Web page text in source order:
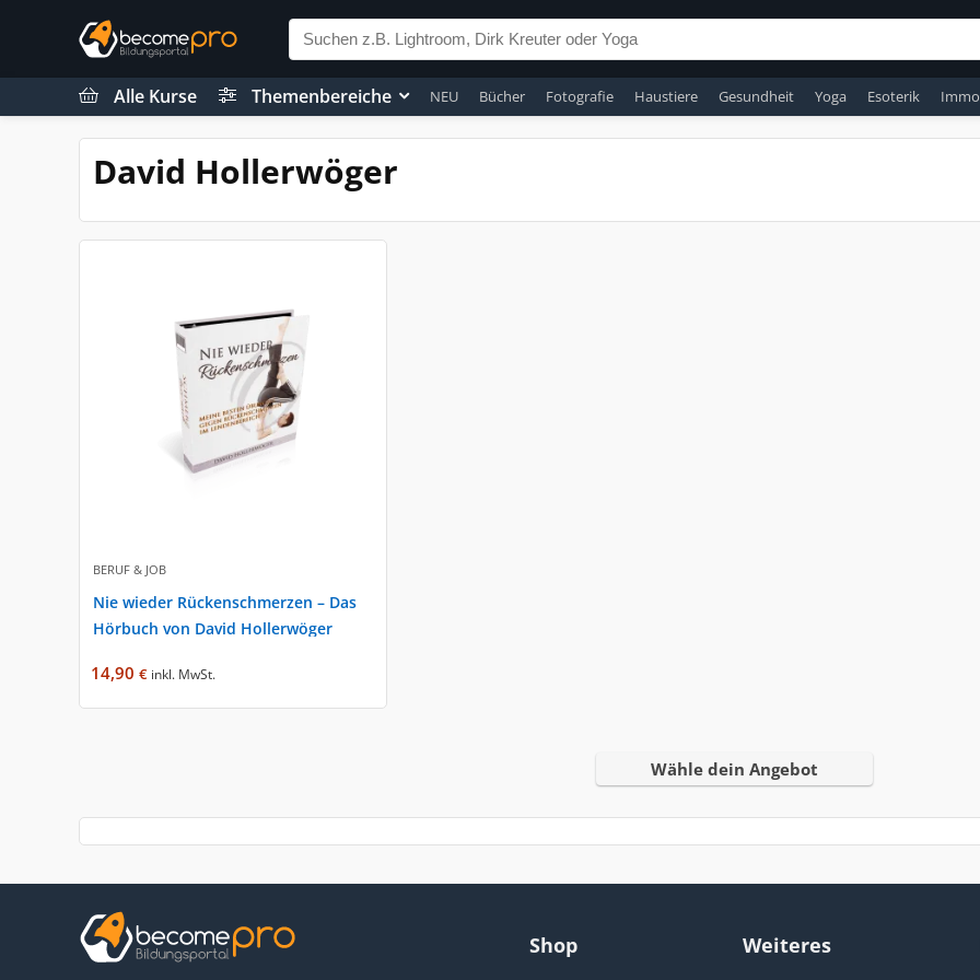
Alle Kurse Themenbereiche NEU Bücher Fotografie Haustiere Gesundheit Yoga Esoterik
David Hollerwöger
BERUF & JOB
Nie wieder Rückenschmerzen – Das
Hörbuch von David Hollerwöger
14,90€ inkl. MwSt.
Wähle dein Angebot
Shop Weiteres